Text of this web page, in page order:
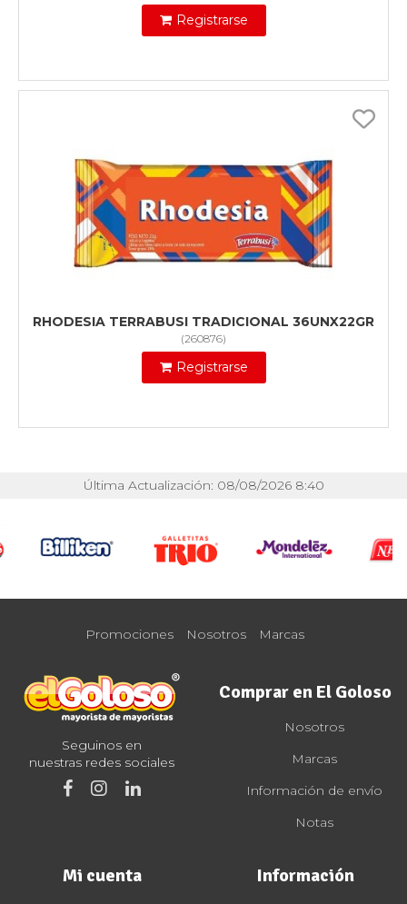
Registrarse
RHODESIA TERRABUSI TRADICIONAL 36UNX22GR
(260876)
Registrarse
Última Actualización: 08/08/2026 8:40
Promociones Nosotros Marcas
Seguinos en
nuestras redes sociales
Comprar en El Goloso
Nosotros
Marcas
Información de envío
Notas
Mi cuenta Información